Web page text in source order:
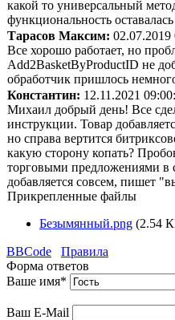
какой то универсальный
функциональность
Тарасов Максим: 02.07.2019
Все хорошо работает, но
Add2BasketByProductID не
обработчик пришлось
Константин: 12.11.2021
Михаил добрый день! Все
инструкции. Товар
но справа вертится
какую сторону копать?
торговыми предложениями в
добавляется совсем, пишет
Прикрепленные файлы
Безымянный.png (2.54
BBCode
Правила
Форма ответов
Ваше имя*
Ваш E-Mail